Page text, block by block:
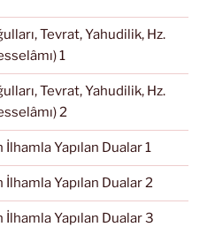
Tevrat, Yahudilik, Hz.
1
Tevrat, Yahudilik, Hz.
2
İlhamla Yapılan Dualar 1
İlhamla Yapılan Dualar 2
İlhamla Yapılan Dualar 3